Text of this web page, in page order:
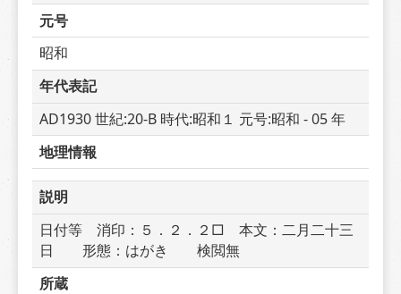
元号
昭和
年代表記
AD1930 世紀:20-B 時代:昭和１ 元号:昭和 - 05 年
地理情報
説明
日付等　消印：５．２．２□　本文：二月二十三
日　　形態：はがき　　検閲無
所蔵